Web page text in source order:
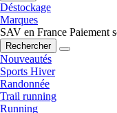
Déstockage
Marques
SAV en France Paiement
Rechercher
Nouveautés
Sports Hiver
Randonnée
Trail running
Running